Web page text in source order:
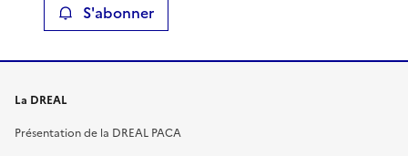
S'abonner
La DREAL
Présentation de la DREAL PACA